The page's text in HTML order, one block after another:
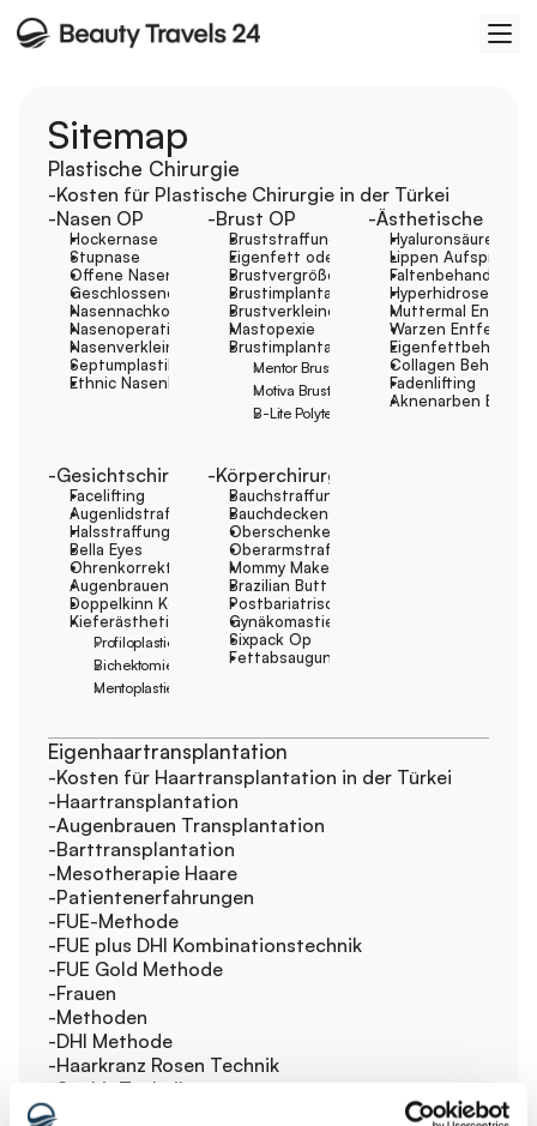
Sitemap
Plastische Chirurgie
-Kosten für Plastische Chirurgie in der Türkei
-Nasen OP
Hockernase
Stupnase
Offene Nasenkorrektur
Geschlossene Nasenkorrektur
Nasennachkorrektur
Nasenoperation für Männer
Nasenverkleinerung
Septumplastik mit Nasenkorrektur
Ethnic Nasenkorrektur
-Brust OP
Bruststraffung
Eigenfett oder Slikon
Brustvergrößerung
Brustimplantatwechsel
Brustverkleinerung
Mastopexie
Brustimplantate
Mentor Brustimplantat
Motiva Brustimplantat
B-Lite Polytech Brustimplantate
-Ästhetische
Hyaluronsäure
Lippen Aufspritzen
Faltenbehandlung
Hyperhidrose
Muttermal
Warzen Entfernen
Collagen
Fadenlifting
Aknenarben
-Gesichtschirurgie
Facelifting
Augenlidstraffung
Halsstraffung
Bella Eyes
Ohrenkorrektur
Augenbrauenlifting
Doppelkinn Korrektur
Kieferästhetik
Profiloplastie
Bichektomie
Mentoplastie
-Körperchirurgie
Bauchstraffung
Bauchdeckenstraffung
Oberschenkelstraffung
Oberarmstraffung
Mommy Makeover
Brazilian Butt Lift
Postbariatrische Chirurgie
Gynäkomastie
Sixpack Op
Fettabsaugung
Eigenhaartransplantation
-Kosten für Haartransplantation in der Türkei
-Haartransplantation
-Augenbrauen Transplantation
-Barttransplantation
-Mesotherapie Haare
-Patientenerfahrungen
-FUE-Methode
-FUE plus DHI Kombinationstechnik
-FUE Gold Methode
-Frauen
-Methoden
-DHI Methode
-Haarkranz Rosen Technik
-Saphir Technik
-Perkutan Technik